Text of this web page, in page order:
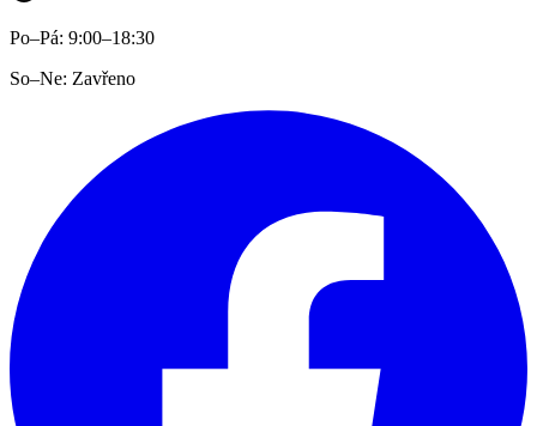
Po–Pá: 9:00–18:30
So–Ne: Zavřeno